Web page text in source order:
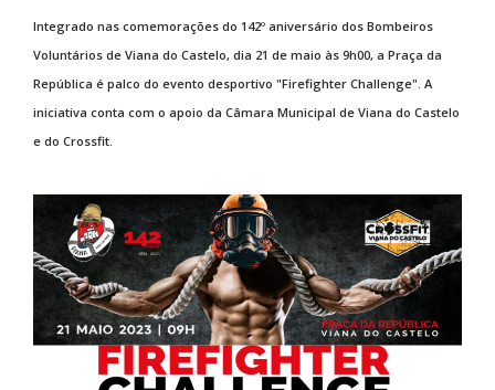
Integrado nas comemorações do 142º aniversário dos Bombeiros
Voluntários de Viana do Castelo, dia 21 de maio às 9h00, a Praça da
República é palco do evento desportivo "Firefighter Challenge". A
iniciativa conta com o apoio da Câmara Municipal de Viana do Castelo
e do Crossfit.